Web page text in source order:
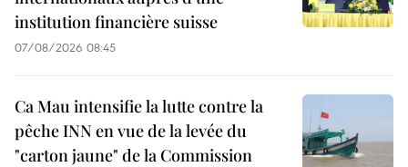
institution financière suisse
07/08/2026 08:45
Ca Mau intensifie la lutte contre la
pêche INN en vue de la levée du
"carton jaune" de la Commission